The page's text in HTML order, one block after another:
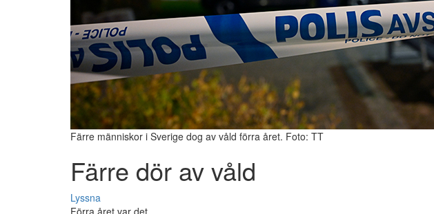
Färre människor i Sverige dog av våld förra året. Foto: TT
Färre dör av våld
Lyssna